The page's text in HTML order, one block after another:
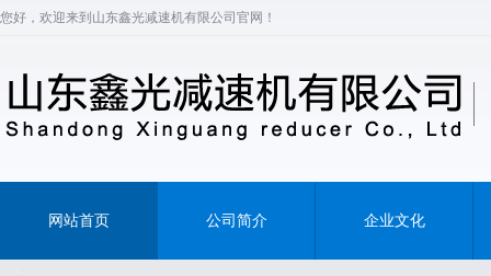
您好，欢迎来到山东鑫光减速机有限公司官网！
网站首页 公司简介 企业文化